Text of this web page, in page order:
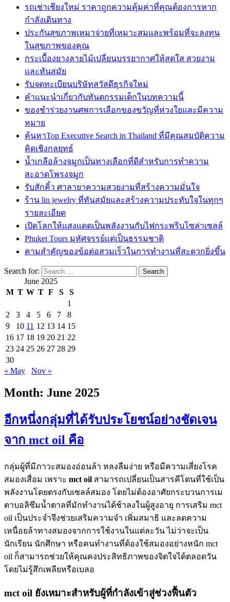
รถเช่าเชียงใหม่ ราคาถูกความคุ้มค่าที่คุณต้องการหาก
กำลังเดินทาง
ประกันสุขภาพเหมาจ่ายที่เหมาะสมและพร้อมที่จะลงทุน
ในสุขภาพของคุณ
กระเบื้องยางลายไม้เปลี่ยนบรรยากาศให้สดใส สวยงาม
และทันสมัย
รับจดทะเบียนบริษัทสวัสดีธุรกิจใหม่
คำแนะนำเกี่ยวกับทันตกรรมเด็กในบทความนี้
ของชำร่วยงานศพการเลือกของขวัญที่ห่วงใยและมีความ
หมาย
ค้นหาTop Executive Search in Thailand ที่มีคุณสมบัติความ
คิดเชิงกลยุทธ์
น้ำเกลือล้างจมูกเป็นทางเลือกที่ดีสำหรับการทำความ
สะอาดโพรงจมูก
รับสักคิ้ว ศาลายาความสวยงามที่สร้างความมั่นใจ
ร้าน lin jewelry ที่ทันสมัยและสร้างความประทับใจในทุกๆ
รายละเอียด
เปิดโลกให้แสงแดดเป็นพลังงานกับไฟกระพริบโซล่าเซลล์
Phuket Tours มหัศจรรย์แต่เป็นธรรมชาติ
คามสำคัญของข้อต่อสวมเร็วในการทำงานที่สะดวกยิ่งขึ้น
Search for:
June 2025
M T W T F S
S
1
2
3 4 5 6 7
8
9
10 11 12 13 14 15
16 17 18 19 20 21 22
23 24 25 26 27 28 29
30
« May
Nov »
Month: June 2025
อีกหนึ่งกลุ่มที่ได้รับประโยชน์อย่างชัดเจน
จาก mct oil คือ
กลุ่มผู้ที่มีภาวะสมองอ่อนล้า หลงลืมง่าย หรือมีความเสี่ยงโรค
สมองเสื่อม เพราะ mct oil สามารถเปลี่ยนเป็นสารคีโตนที่ใช้เป็น
พลังงานโดยตรงกับเซลล์สมอง โดยไม่ต้องอาศัยกระบวนการเม
ตาบอลิซึมน้ำตาลที่มักทำงานได้ช้าลงในผู้สูงอายุ การเสริม mct
oil เป็นประจำจึงช่วยเสริมความจำ เพิ่มสมาธิ และลดความ
เหนื่อยล้าทางสมองจากการใช้งานในแต่ละวัน ไม่ว่าจะเป็น
นักเรียน นักศึกษา หรือคนทำงานที่ต้องใช้สมองอย่างหนัก mct
oil ก็สามารถช่วยให้คุณคงประสิทธิภาพของจิตใจได้ตลอดวัน
โดยไม่รู้สึกเพลียหรือเบลอ
mct oil ยังเหมาะสำหรับผู้ที่กำลังเข้าสู่ช่วงฟื้นตัว